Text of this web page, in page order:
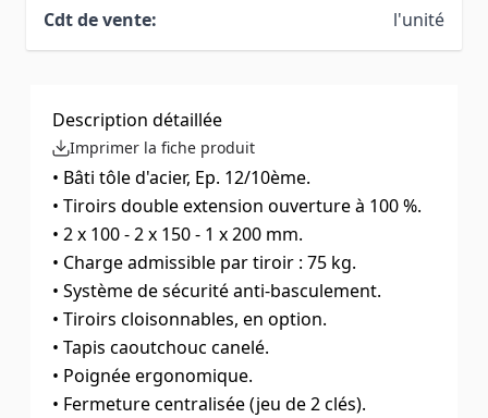
Cdt de vente: l'unité
Description détaillée
Imprimer la fiche produit
• Bâti tôle d'acier, Ep. 12/10ème.
• Tiroirs double extension ouverture à 100 %.
• 2 x 100 - 2 x 150 - 1 x 200 mm.
• Charge admissible par tiroir : 75 kg.
• Système de sécurité anti-basculement.
• Tiroirs cloisonnables, en option.
• Tapis caoutchouc canelé.
• Poignée ergonomique.
• Fermeture centralisée (jeu de 2 clés).